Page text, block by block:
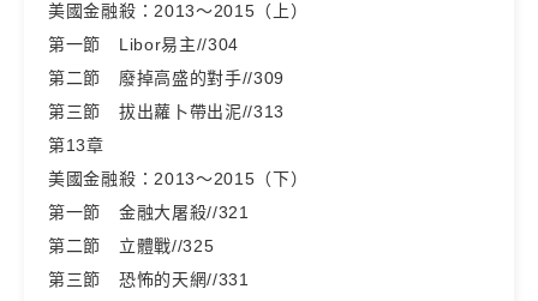
美國金融殺：2013～2015（上）
第一節 Libor易主//304
第二節 廢掉高盛的對手//309
第三節 拔出蘿卜帶出泥//313
第13章
美國金融殺：2013～2015（下）
第一節 金融大屠殺//321
第二節 立體戰//325
第三節 恐怖的天網//331